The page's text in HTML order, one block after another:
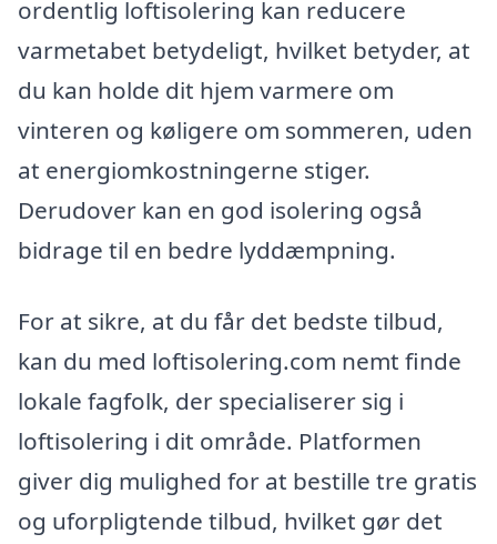
ordentlig loftisolering kan reducere
varmetabet betydeligt, hvilket betyder, at
du kan holde dit hjem varmere om
vinteren og køligere om sommeren, uden
at energiomkostningerne stiger.
Derudover kan en god isolering også
bidrage til en bedre lyddæmpning.
For at sikre, at du får det bedste tilbud,
kan du med loftisolering.com nemt finde
lokale fagfolk, der specialiserer sig i
loftisolering i dit område. Platformen
giver dig mulighed for at bestille tre gratis
og uforpligtende tilbud, hvilket gør det